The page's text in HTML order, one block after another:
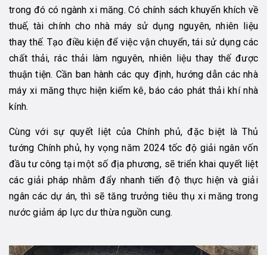
trong đó có ngành xi măng. Có chính sách khuyến khích về
thuế, tài chính cho nhà máy sử dụng nguyên, nhiên liệu
thay thế. Tạo điều kiện để việc vận chuyển, tái sử dụng các
chất thải, rác thải làm nguyên, nhiên liệu thay thế được
thuận tiện. Cần ban hành các quy định, hướng dẫn các nhà
máy xi măng thực hiện kiểm kê, báo cáo phát thải khí nhà
kính.
Cùng với sự quyết liệt của Chính phủ, đặc biệt là Thủ
tướng Chính phủ, hy vọng năm 2024 tốc độ giải ngân vốn
đầu tư công tại một số địa phương, sẽ triển khai quyết liệt
các giải pháp nhằm đẩy nhanh tiến độ thực hiện và giải
ngân các dự án, thì sẽ tăng trưởng tiêu thụ xi măng trong
nước giảm áp lực dư thừa nguồn cung.